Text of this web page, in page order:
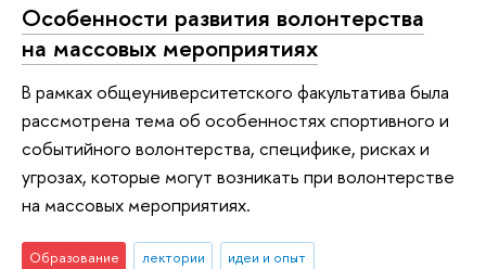
Особенности развития волонтерства
на массовых мероприятиях
В рамках общеуниверситетского факультатива была
рассмотрена тема об особенностях спортивного и
событийного волонтерства, специфике, рисках и
угрозах, которые могут возникать при волонтерстве
на массовых мероприятиях.
Образование лектории
идеи и опыт